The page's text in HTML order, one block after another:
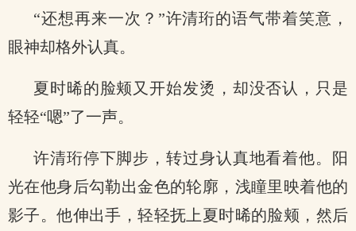
“还想再来一次？”许清珩的语气带着笑意，
眼神却格外认真。
夏时晞的脸颊又开始发烫，却没否认，只是
轻轻“嗯”了一声。
许清珩停下脚步，转过身认真地看着他。阳
光在他身后勾勒出金色的轮廓，浅瞳里映着他的
影子。他伸出手，轻轻抚上夏时晞的脸颊，然后